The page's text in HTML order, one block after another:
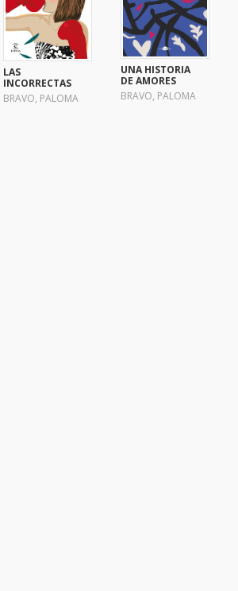
LAS
INCORRECTAS
BRAVO, PALOMA
UNA HISTORIA
DE AMORES
BRAVO, PALOMA